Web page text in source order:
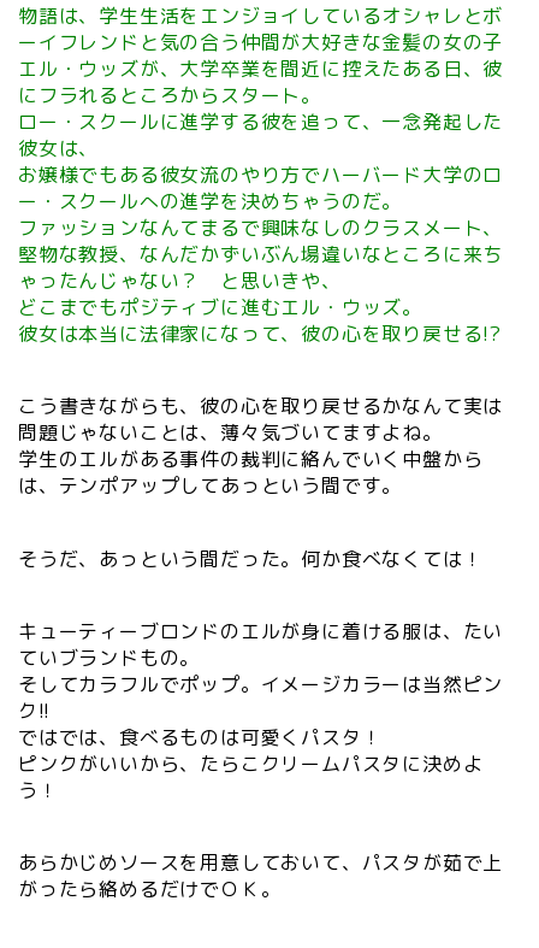
物語は、学生生活をエンジョイしているオシャレとボ
ーイフレンドと気の合う仲間が大好きな金髪の女の子
エル・ウッズが、大学卒業を間近に控えたある日、彼
にフラれるところからスタート。
ロー・スクールに進学する彼を追って、一念発起した
彼女は、
お嬢様でもある彼女流のやり方でハーバード大学のロ
ー・スクールへの進学を決めちゃうのだ。
ファッションなんてまるで興味なしのクラスメート、
堅物な教授、なんだかずいぶん場違いなところに来ち
ゃったんじゃない？ と思いきや、
どこまでもポジティブに進むエル・ウッズ。
彼女は本当に法律家になって、彼の心を取り戻せる!?
こう書きながらも、彼の心を取り戻せるかなんて実は
問題じゃないことは、薄々気づいてますよね。
学生のエルがある事件の裁判に絡んでいく中盤から
は、テンポアップしてあっという間です。
そうだ、あっという間だった。何か食べなくては！
キューティーブロンドのエルが身に着ける服は、たい
ていブランドもの。
そしてカラフルでポップ。イメージカラーは当然ピン
ク!!
ではでは、食べるものは可愛くパスタ！
ピンクがいいから、たらこクリームパスタに決めよ
う！
あらかじめソースを用意しておいて、パスタが茹で上
がったら絡めるだけでＯＫ。